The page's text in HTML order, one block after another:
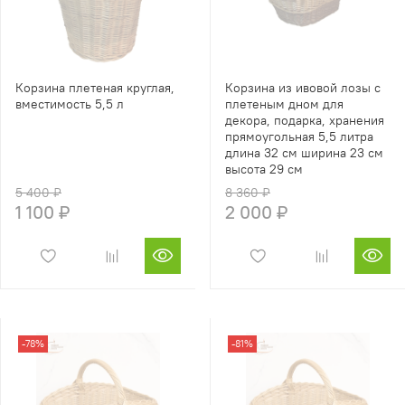
Корзина плетеная круглая,
вместимость 5,5 л
5 400 ₽
1 100 ₽
Корзина из ивовой лозы с
плетеным дном для
декора, подарка, хранения
прямоугольная 5,5 литра
длина 32 см ширина 23 см
высота 29 см
8 360 ₽
2 000 ₽
-78% -81%